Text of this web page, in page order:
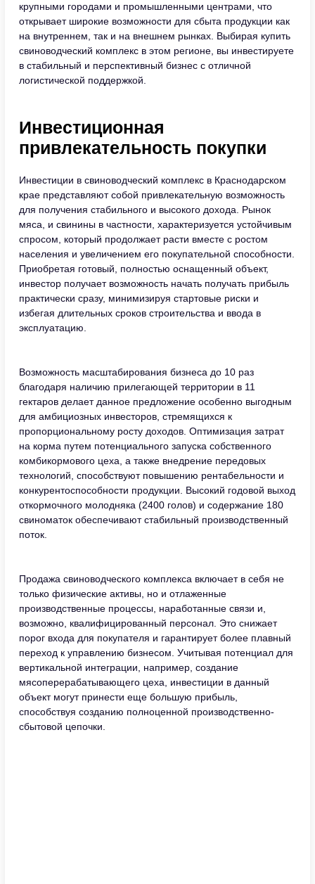
крупными городами и промышленными центрами, что
открывает широкие возможности для сбыта продукции как
на внутреннем, так и на внешнем рынках. Выбирая купить
свиноводческий комплекс в этом регионе, вы инвестируете
в стабильный и перспективный бизнес с отличной
логистической поддержкой.
Инвестиционная
привлекательность покупки
Инвестиции в свиноводческий комплекс в Краснодарском
крае представляют собой привлекательную возможность
для получения стабильного и высокого дохода. Рынок
мяса, и свинины в частности, характеризуется устойчивым
спросом, который продолжает расти вместе с ростом
населения и увеличением его покупательной способности.
Приобретая готовый, полностью оснащенный объект,
инвестор получает возможность начать получать прибыль
практически сразу, минимизируя стартовые риски и
избегая длительных сроков строительства и ввода в
эксплуатацию.
Возможность масштабирования бизнеса до 10 раз
благодаря наличию прилегающей территории в 11
гектаров делает данное предложение особенно выгодным
для амбициозных инвесторов, стремящихся к
пропорциональному росту доходов. Оптимизация затрат
на корма путем потенциального запуска собственного
комбикормового цеха, а также внедрение передовых
технологий, способствуют повышению рентабельности и
конкурентоспособности продукции. Высокий годовой выход
откормочного молодняка (2400 голов) и содержание 180
свиноматок обеспечивают стабильный производственный
поток.
Продажа свиноводческого комплекса включает в себя не
только физические активы, но и отлаженные
производственные процессы, наработанные связи и,
возможно, квалифицированный персонал. Это снижает
порог входа для покупателя и гарантирует более плавный
переход к управлению бизнесом. Учитывая потенциал для
вертикальной интеграции, например, создание
мясоперерабатывающего цеха, инвестиции в данный
объект могут принести еще большую прибыль,
способствуя созданию полноценной производственно-
сбытовой цепочки.